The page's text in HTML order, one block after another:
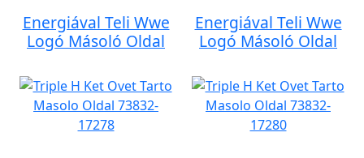
Energiával Teli Wwe
Logó Másoló Oldal
Energiával Teli Wwe
Logó Másoló Oldal